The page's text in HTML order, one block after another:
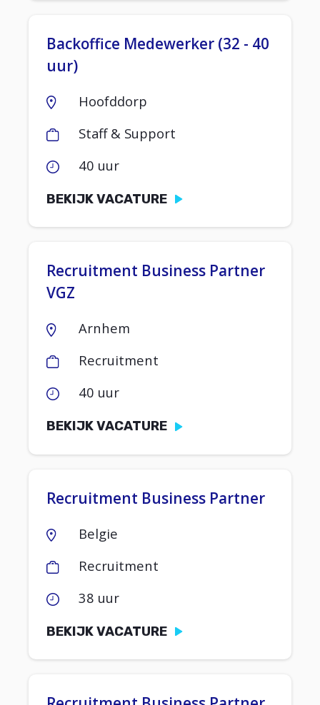
Backoffice Medewerker (32 - 40
uur)
Hoofddorp
Staff & Support
40 uur
BEKIJK VACATURE
Recruitment Business Partner
VGZ
Arnhem
Recruitment
40 uur
BEKIJK VACATURE
Recruitment Business Partner
Belgie
Recruitment
38 uur
BEKIJK VACATURE